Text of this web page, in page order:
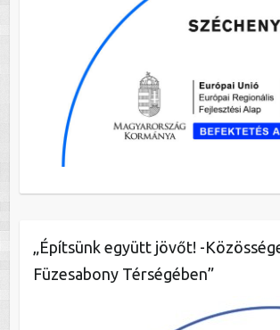
„Építsünk együtt jövőt! -
Füzesabony Térségében”